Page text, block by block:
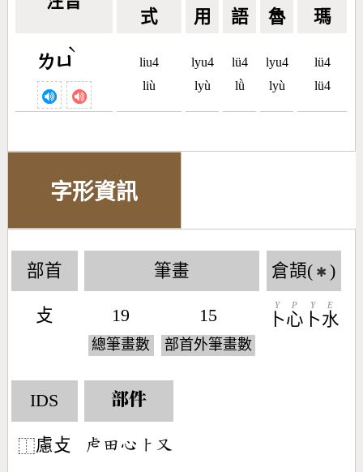
式 用 語 魯 瑪
ㄌㄩ
ˋ
liu4
liù
lyu4
lyù
lü4
lǜ
lyu4
lyù
lü4
lü4
字形資訊
部首
攴
筆畫
19
總筆畫數
15
部首外筆畫數
倉頡( ✱ )
卜
Y
心
P
卜
Y
水
E
IDS
⿰慮攴
部件
󶅳󶄬󶄀󶀥󶁓